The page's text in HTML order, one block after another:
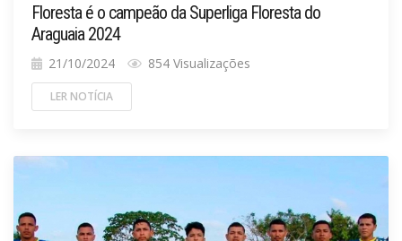
Floresta é o campeão da Superliga Floresta do
Araguaia 2024
21/10/2024 854 Visualizações
LER NOTÍCIA